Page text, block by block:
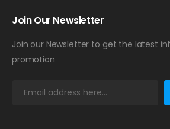
Join Our Newsletter
Join our Newsletter to get the latest
promotion